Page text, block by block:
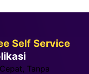
Self Service